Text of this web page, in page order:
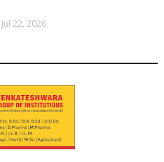
Jul 22, 2026